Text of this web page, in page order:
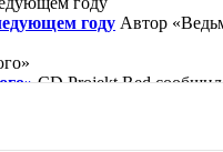
году Автор
CD Projekt Red